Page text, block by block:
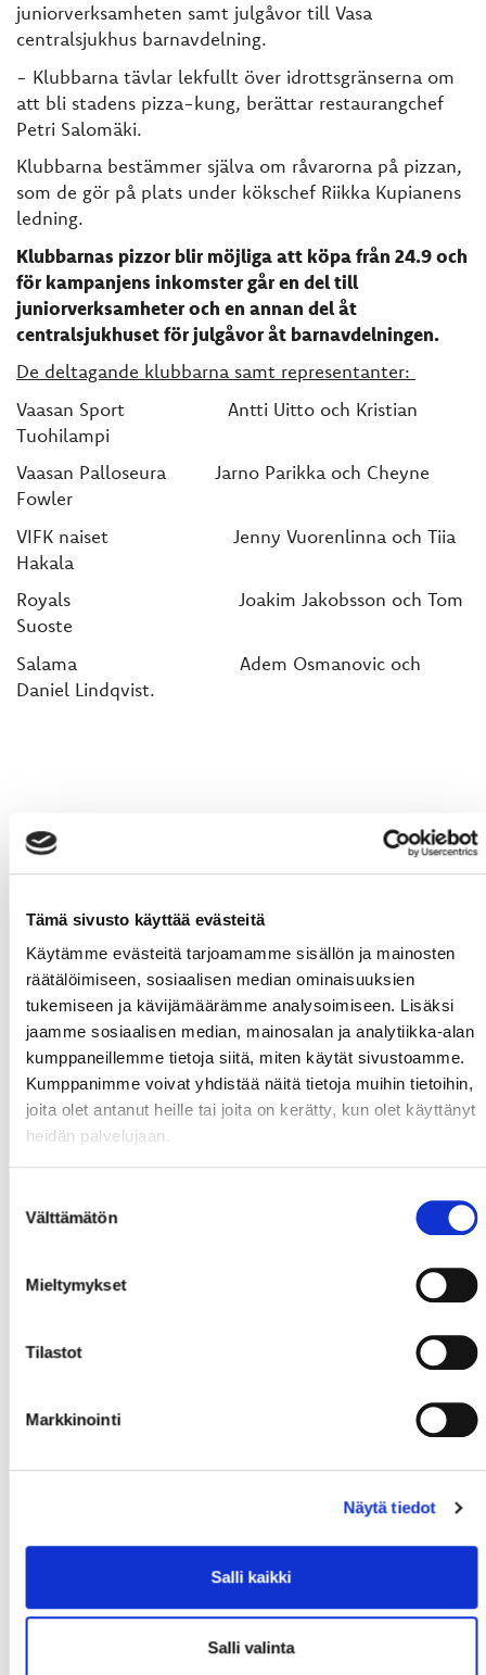
Tämä sivusto käyttää evästeitä
Käytämme evästeitä tarjoamamme sisällön ja mainosten
räätälöimiseen, sosiaalisen median ominaisuuksien
tukemiseen ja kävijämäärämme analysoimiseen. Lisäksi
jaamme sosiaalisen median, mainosalan ja analytiikka-alan
kumppaneillemme tietoja siitä, miten käytät sivustoamme.
Kumppanimme voivat yhdistää näitä tietoja muihin tietoihin,
joita olet antanut heille tai joita on kerätty, kun olet käyttänyt
heidän palvelujaan.
valinta
Välttämätön
Mieltymykset
Tilastot
Markkinointi
Näytä tiedot
Salli kaikki
Salli valinta
juniorverksamheten samt julgåvor till Vasa
centralsjukhus barnavdelning.
- Klubbarna tävlar lekfullt över idrottsgränserna om
att bli stadens pizza-kung, berättar restaurangchef
Petri Salomäki.
Klubbarna bestämmer själva om råvarorna på pizzan,
som de gör på plats under kökschef Riikka Kupianens
ledning.
Klubbarnas pizzor blir möjliga att köpa från 24.9 och
för kampanjens inkomster går en del till
juniorverksamheter och en annan del åt
centralsjukhuset för julgåvor åt barnavdelningen.
De deltagande klubbarna samt representanter:
Vaasan Sport Antti Uitto och Kristian
Tuohilampi
Vaasan Palloseura Jarno Parikka och Cheyne
Fowler
VIFK naiset Jenny Vuorenlinna och Tiia
Hakala
Royals Joakim Jakobsson och Tom
Suoste
Salama Adem Osmanovic och
Daniel Lindqvist.
Urheilijaty